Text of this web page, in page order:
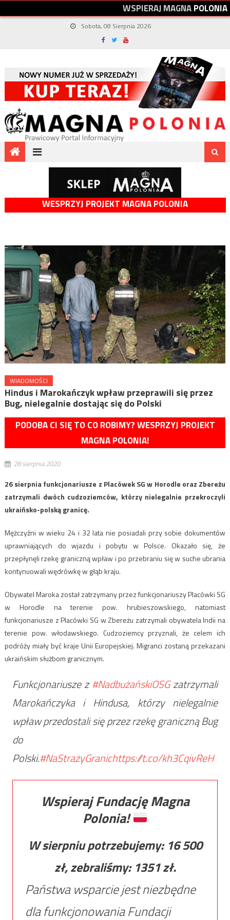
WSPIERAJMAGNAPOLONIA
Sobota, 08 Sierpnia 2026
WESPRZYJ PROJEKT MAGNA POLONIA
WIADOMOŚCI
Hindus i Marokańczyk wpław przeprawili się przez
Bug, nielegalnie dostając się do Polski
PODOBA CI SIĘ TO CO ROBIMY? WESPRZYJ PROJEKT
MAGNA POLONIA!
28 sierpnia 2020
26 sierpnia funkcjonariusze z Placówek SG w Horodle oraz Zbereżu
zatrzymali dwóch cudzoziemców, którzy nielegalnie przekroczyli
ukraińsko-polską granicę.
Mężczyźni w wieku 24 i 32 lata nie posiadali przy sobie dokumentów
uprawniających do wjazdu i pobytu w Polsce. Okazało się, że
przepłynęli rzekę graniczną wpław i po przebraniu się w suche ubrania
kontynuowali wędrówkę w głąb kraju.
Obywatel Maroka został zatrzymany przez funkcjonariuszy Placówki SG
w Horodle na terenie pow. hrubieszowskiego, natomiast
funkcjonariusze z Placówki SG w Zbereżu zatrzymali obywatela Indii na
terenie pow. włodawskiego. Cudzoziemcy przyznali, że celem ich
podróży miały być kraje Unii Europejskiej. Migranci zostaną przekazani
ukraińskim służbom granicznym.
Funkcjonariusze z#NadbużańskiOSGzatrzymali
Marokańczyka i Hindusa, którzy nielegalnie
wpław przedostali się przez rzekę graniczną Bug
do
Polski.#NaStrażyGranichttps://t.co/kh3CqivReH
Wspieraj Fundację Magna
Polonia!
W sierpniu potrzebujemy: 16 500
zł, zebraliśmy: 1351zł.
Państwa wsparcie jest niezbędne
dla funkcjonowania Fundacji